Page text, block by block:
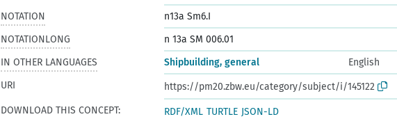
NOTATION
n13a Sm6.I
NOTATIONLONG
n 13a SM 006.01
IN OTHER LANGUAGES
Shipbuilding, general
English
URI
https://pm20.zbw.eu/category/subject/i/145122
DOWNLOAD THIS CONCEPT:
RDF/XML TURTLE JSON-LD